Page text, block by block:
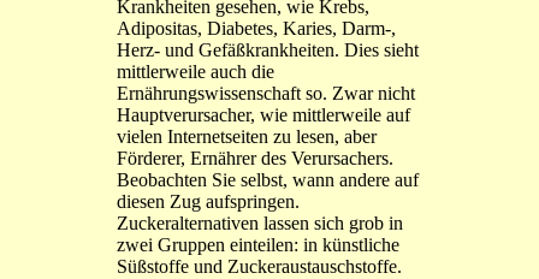
Krankheiten gesehen, wie Krebs,
Adipositas, Diabetes, Karies, Darm-,
Herz- und Gefäßkrankheiten. Dies sieht
mittlerweile auch die
Ernährungswissenschaft so. Zwar nicht
Hauptverursacher, wie mittlerweile auf
vielen Internetseiten zu lesen, aber
Förderer, Ernährer des Verursachers.
Beobachten Sie selbst, wann andere auf
diesen Zug aufspringen.
Zuckeralternativen lassen sich grob in
zwei Gruppen einteilen: in künstliche
Süßstoffe und Zuckeraustauschstoffe.